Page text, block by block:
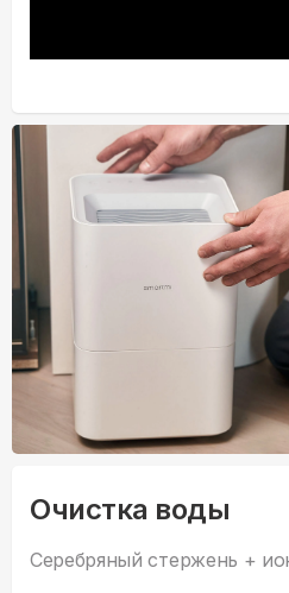
Очистка воды
Серебряный стержень +